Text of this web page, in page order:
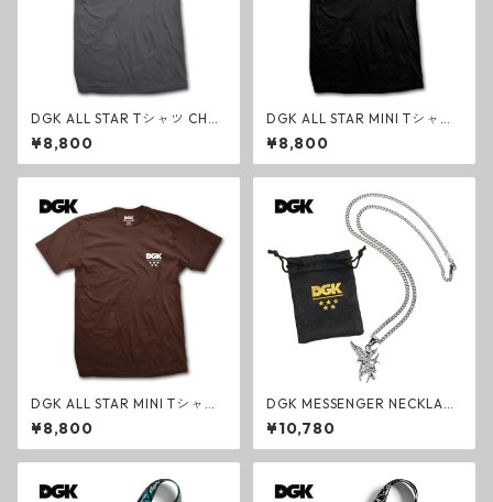
DGK ALL STAR Tシャツ CHA
RCOAL クラシック チャコー
ルグレー スケートボード オー
ルスター
¥8,800
DGK ALL STAR MINI Tシャツ
BLACK クラシック ブラック
スケートボード オールスター
ミニ
¥8,800
DGK ALL STAR MINI Tシャツ
DARK CHOCOLATE クラシッ
ク ダークチョコレート スケー
トボード オールスター ミニ
¥8,800
DGK MESSENGER NECKLACE
ネックレス シルバー スカルマ
スク エンジェル スケートボー
ド アクセサリー
¥10,780